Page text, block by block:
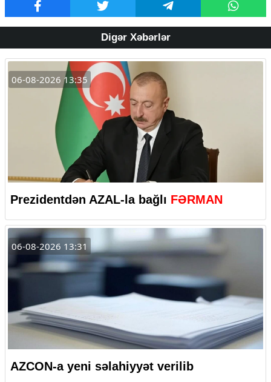
Digər Xəbərlər
06-08-2026 13:35
Prezidentdən AZAL-la bağlı FƏRMAN
06-08-2026 13:31
AZCON-a yeni səlahiyyət verilib